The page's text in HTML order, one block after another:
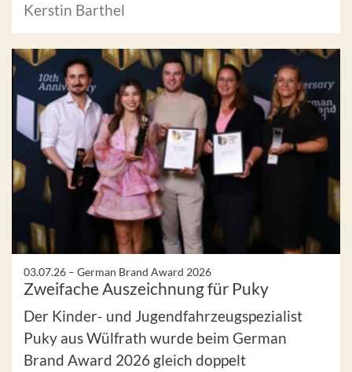
Kerstin Barthel
03.07.26 – German Brand Award 2026
Zweifache Auszeichnung für Puky
Der Kinder- und Jugendfahrzeugspezialist
Puky aus Wülfrath wurde beim German
Brand Award 2026 gleich doppelt